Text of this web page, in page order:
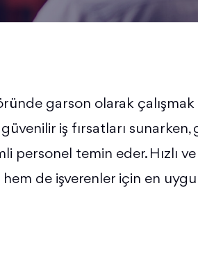
garson olarak çalışmak
iş fırsatları sunarken,
personel temin eder. Hızlı
hem de işverenler için en